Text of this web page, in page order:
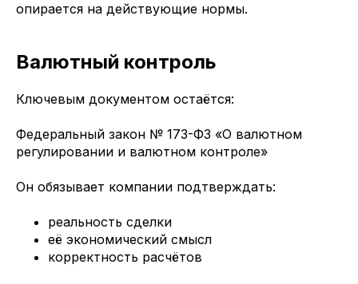
опирается на действующие нормы.
Валютный контроль
Ключевым документом остаётся:
Федеральный закон № 173-ФЗ «О валютном
регулировании и валютном контроле»
Он обязывает компании подтверждать:
реальность сделки
её экономический смысл
корректность расчётов